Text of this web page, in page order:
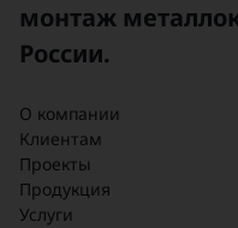
монтаж
России.
О компании
Клиентам
Проекты
Продукция
Услуги